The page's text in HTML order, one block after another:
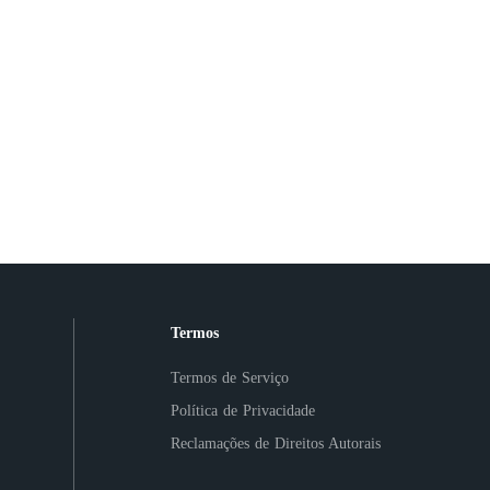
Termos
Termos de Serviço
Política de Privacidade
Reclamações de Direitos Autorais